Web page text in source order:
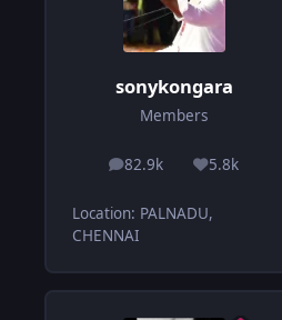
sonykongara
Members
82.9k
posts 5.8k
Reputation
Location: PALNADU,
CHENNAI